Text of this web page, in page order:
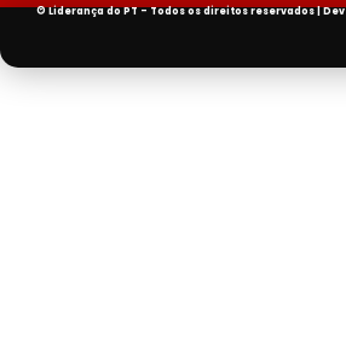
© Liderança do PT - Todos os direitos reservados | Dev